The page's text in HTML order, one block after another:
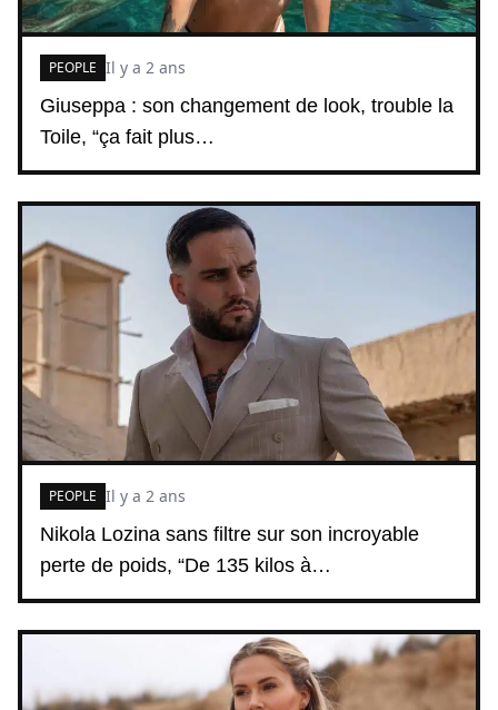
Giuseppa : son changement de look, trouble la
Toile, “ça fait plus…
PEOPLE Il y a 2 ans
Nikola Lozina sans filtre sur son incroyable
perte de poids, “De 135 kilos à…
PEOPLE Il y a 2 ans